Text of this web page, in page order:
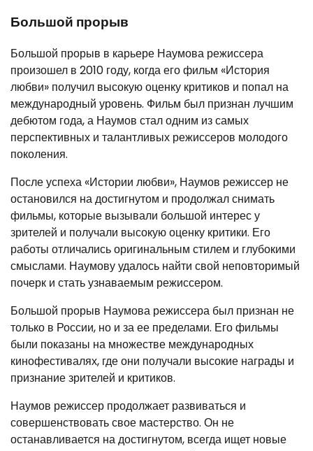
Большой прорыв
Большой прорыв в карьере Наумова режиссера
произошел в 2010 году, когда его фильм «История
любви» получил высокую оценку критиков и попал на
международный уровень. Фильм был признан лучшим
дебютом года, а Наумов стал одним из самых
перспективных и талантливых режиссеров молодого
поколения.
После успеха «Истории любви», Наумов режиссер не
остановился на достигнутом и продолжал снимать
фильмы, которые вызывали большой интерес у
зрителей и получали высокую оценку критики. Его
работы отличались оригинальным стилем и глубокими
смыслами. Наумову удалось найти свой неповторимый
почерк и стать узнаваемым режиссером.
Большой прорыв Наумова режиссера был признан не
только в России, но и за ее пределами. Его фильмы
были показаны на множестве международных
кинофестивалях, где они получали высокие награды и
признание зрителей и критиков.
Наумов режиссер продолжает развиваться и
совершенствовать свое мастерство. Он не
останавливается на достигнутом, всегда ищет новые